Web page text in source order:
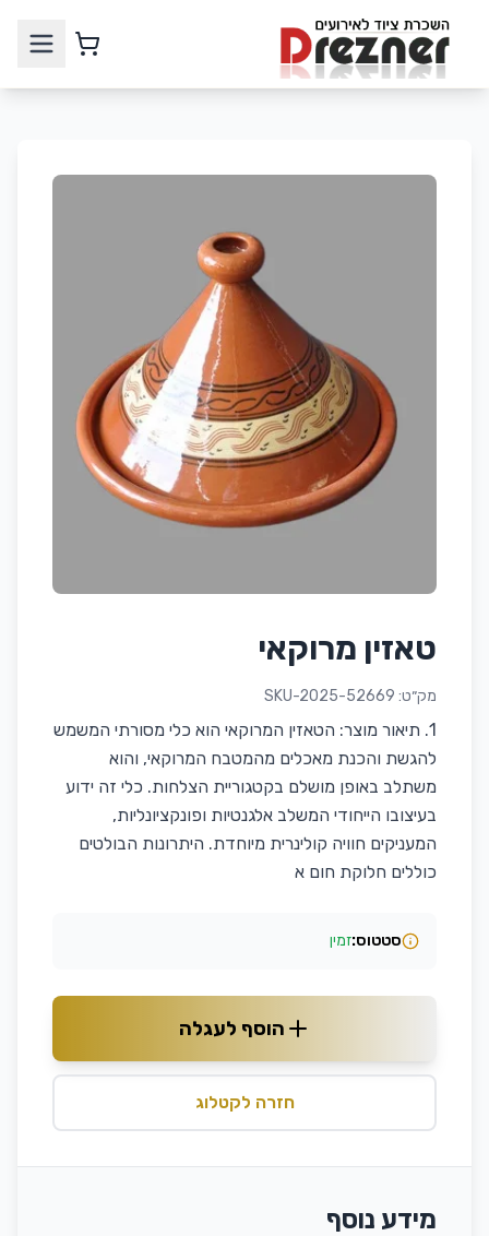
טאזין מרוקאי
מק״ט: SKU-2025-52669
1. תיאור מוצר: הטאזין המרוקאי הוא כלי מסורתי המשמש
להגשת והכנת מאכלים מהמטבח המרוקאי, והוא
משתלב באופן מושלם בקטגוריית הצלחות. כלי זה ידוע
בעיצובו הייחודי המשלב אלגנטיות ופונקציונליות,
המעניקים חוויה קולינרית מיוחדת. היתרונות הבולטים
כוללים חלוקת חום א
סטטוס:זמין
הוסף לעגלה
חזרה לקטלוג
מידע נוסף